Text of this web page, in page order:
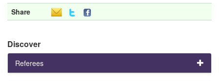
Share
Discover
Referees